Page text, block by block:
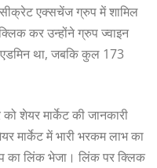
एक्सचेंज ग्रुप में शामिल
कर उन्होंने ग्रुप ज्वाइन
था, जबकि कुल 173
शेयर मार्केट की जानकारी
मार्केट में भारी भरकम लाभ का
का लिंक भेजा। लिंक पर क्लिक